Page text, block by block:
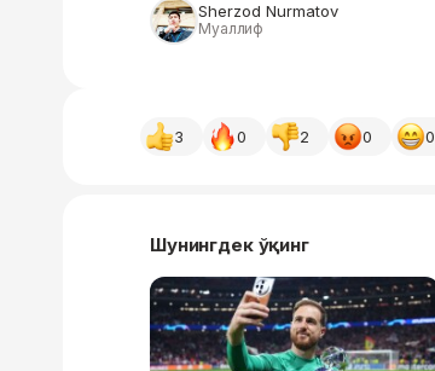
Sherzod Nurmatov
Муаллиф
3 0 2 0 0
Шунингдек ўқинг